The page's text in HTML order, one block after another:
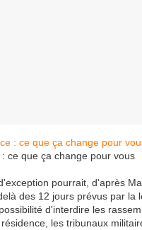
ce que ça change pour vous
pourrait, d'après
des 12 jours prévus par la
d'interdire les
les tribunaux